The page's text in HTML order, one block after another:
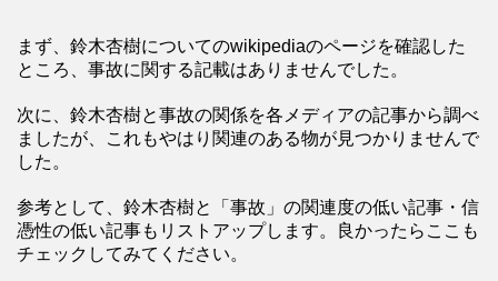
まず、鈴木杏樹についてのwikipediaのページを確認した
ところ、事故に関する記載はありませんでした。
次に、鈴木杏樹と事故の関係を各メディアの記事から調べ
ましたが、これもやはり関連のある物が見つかりませんで
した。
参考として、鈴木杏樹と「事故」の関連度の低い記事・信
憑性の低い記事もリストアップします。良かったらここも
チェックしてみてください。